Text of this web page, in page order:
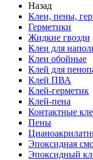
Назад
Клеи, пены,
Герметики
Жидкие гвозди
Клеи для
Клеи обойные
Клей для
Клей ПВА
Клей-герметик
Клей-пена
Контактные
Пены
Эпоксидная
Эпоксидный